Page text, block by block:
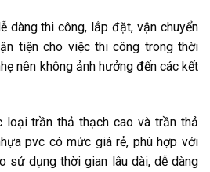
dàng thi công, lắp đặt, vận chuyển
tiện cho việc thi công trong thời
nên không ảnh hưởng đến các kết
loại trần thả thạch cao và trần thả
pvc có mức giá rẻ, phù hợp với
sử dụng thời gian lâu dài, dễ dàng